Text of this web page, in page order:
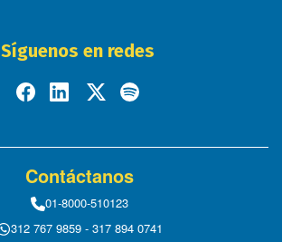
Síguenos en redes
Contáctanos
01-8000-510123
312 767 9859 - 317 894 0741